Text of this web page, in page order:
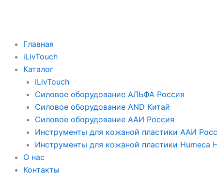
Главная
iLivTouch
Каталог
iLivTouch
Силовое оборудование АЛЬФА Россия
Силовое оборудование AND Китай
Силовое оборудование ААИ Россия
Инструменты для кожаной пластики ААИ
Инструменты для кожаной пластики Humeca
О нас
Контакты
Menu